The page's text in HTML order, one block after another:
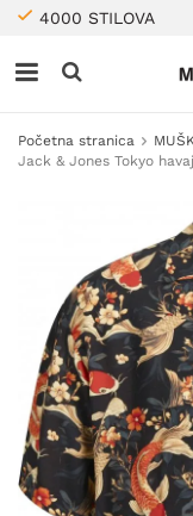
4000 STILOVA
Početna stranica
Jack & Jones Tokyo